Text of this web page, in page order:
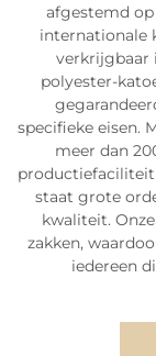
afgestemd
internationale
verkrijgbaar
polyester-
specifieke eisen.
meer dan
staat grote
kwaliteit.
zakken,
iedereen